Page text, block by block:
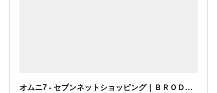
オムニ7 - セブンネットショッピング｜ＢＲＯＤＹ（ブロディ） 2017年2月号（セブンネット限定カバー版：乃木坂3期生） 通販